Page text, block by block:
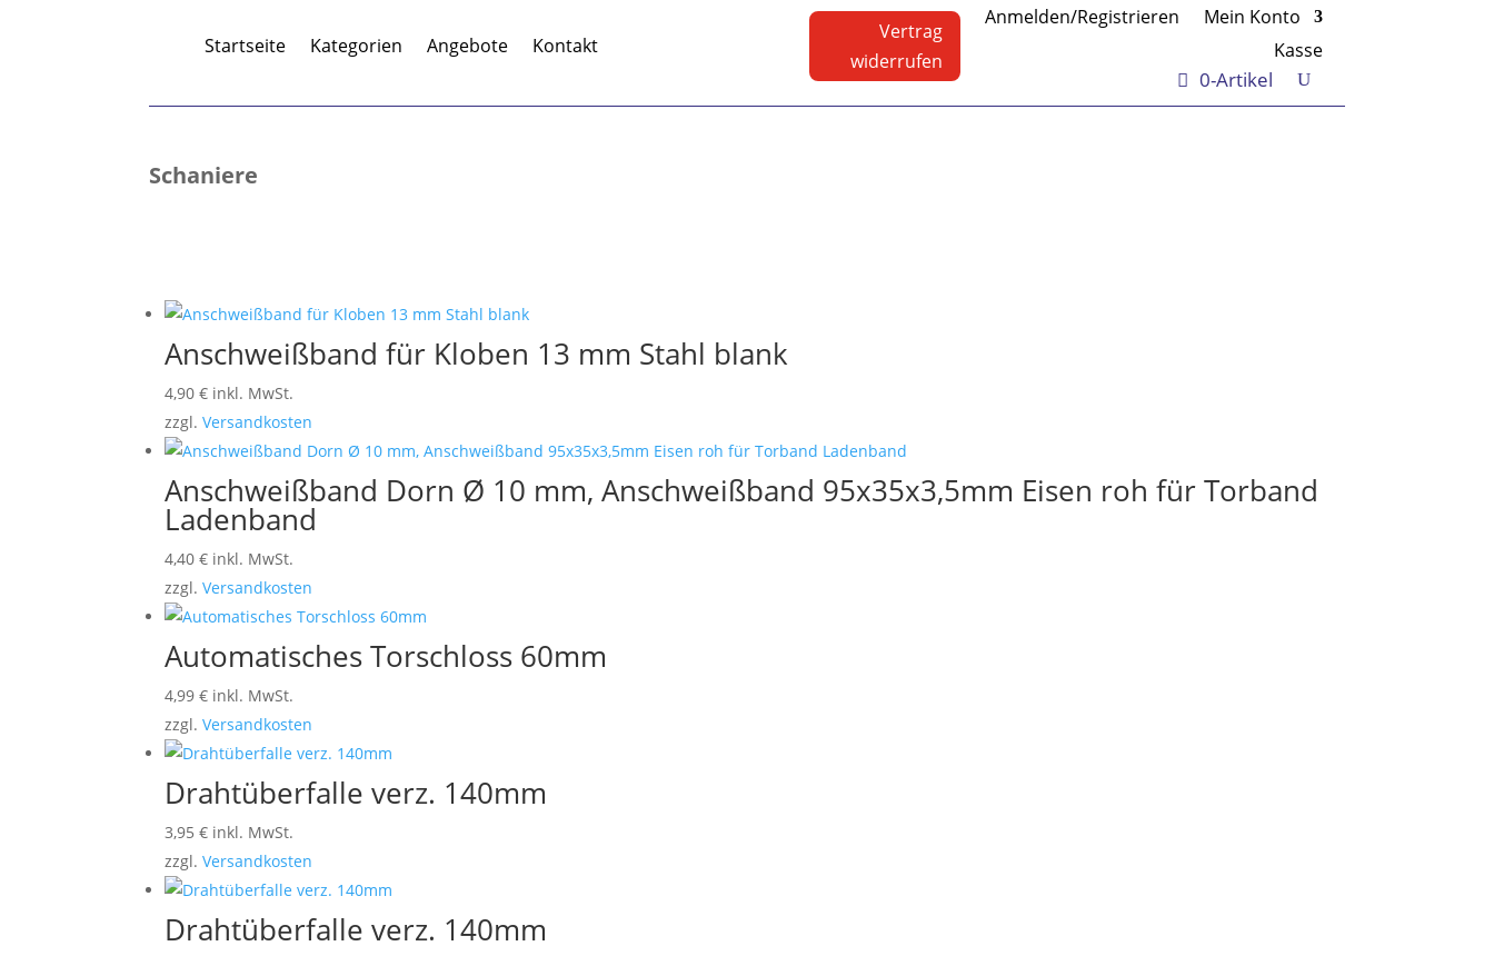
Startseite Kategorien Angebote Kontakt
Vertrag
widerrufen
Anmelden/Registrieren
Mein Konto
Kasse
0-Artikel
Schaniere
Anschweißband für Kloben 13 mm Stahl blank
4,90€ inkl. MwSt.
zzgl.Versandkosten
Anschweißband Dorn Ø 10 mm, Anschweißband 95x35x3,5mm Eisen roh für Torband
Ladenband
4,40€ inkl. MwSt.
zzgl.Versandkosten
Automatisches Torschloss 60mm
4,99€ inkl. MwSt.
zzgl.Versandkosten
Drahtüberfalle verz. 140mm
3,95€ inkl. MwSt.
zzgl.Versandkosten
Drahtüberfalle verz. 140mm